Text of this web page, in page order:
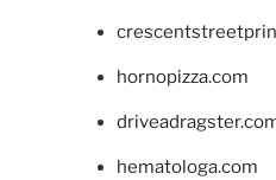
hornopizza.com
hematologa.com